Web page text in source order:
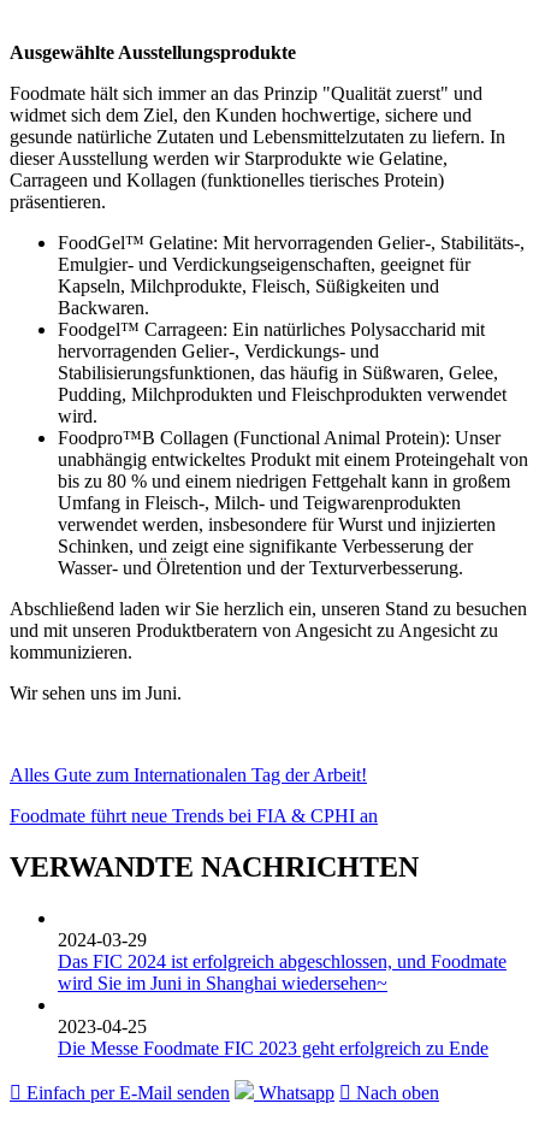
Ausgewählte Ausstellungsprodukte
Foodmate hält sich immer an das Prinzip "Qualität zuerst" und
widmet sich dem Ziel, den Kunden hochwertige, sichere und
gesunde natürliche Zutaten und Lebensmittelzutaten zu liefern. In
dieser Ausstellung werden wir Starprodukte wie Gelatine,
Carrageen und Kollagen (funktionelles tierisches Protein)
präsentieren.
FoodGel™ Gelatine: Mit hervorragenden Gelier-, Stabilitäts-,
Emulgier- und Verdickungseigenschaften, geeignet für
Kapseln, Milchprodukte, Fleisch, Süßigkeiten und
Backwaren.
Foodgel™ Carrageen: Ein natürliches Polysaccharid mit
hervorragenden Gelier-, Verdickungs- und
Stabilisierungsfunktionen, das häufig in Süßwaren, Gelee,
Pudding, Milchprodukten und Fleischprodukten verwendet
wird.
Foodpro™B Collagen (Functional Animal Protein): Unser
unabhängig entwickeltes Produkt mit einem Proteingehalt von
bis zu 80 % und einem niedrigen Fettgehalt kann in großem
Umfang in Fleisch-, Milch- und Teigwarenprodukten
verwendet werden, insbesondere für Wurst und injizierten
Schinken, und zeigt eine signifikante Verbesserung der
Wasser- und Ölretention und der Texturverbesserung.
Abschließend laden wir Sie herzlich ein, unseren Stand zu besuchen
und mit unseren Produktberatern von Angesicht zu Angesicht zu
kommunizieren.
Wir sehen uns im Juni.
Alles Gute zum Internationalen Tag der Arbeit!
Foodmate führt neue Trends bei FIA & CPHI an
VERWANDTE NACHRICHTEN
2024-03-29
Das FIC 2024 ist erfolgreich abgeschlossen, und Foodmate
wird Sie im Juni in Shanghai wiedersehen~
2023-04-25
Die Messe Foodmate FIC 2023 geht erfolgreich zu Ende
 Einfach per E-Mail senden Whatsapp  Nach oben